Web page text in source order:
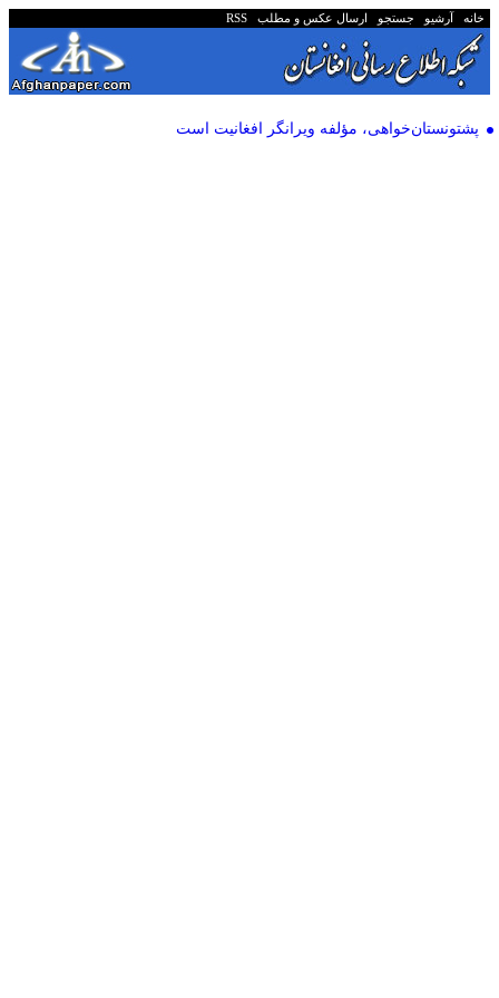
خانه آرشیو جستجو ارسال عکس و مطلب RSS
پشتونستان‌خواهی، مؤلفه‌ ویرانگر افغانیت است